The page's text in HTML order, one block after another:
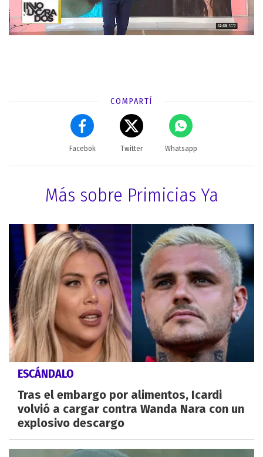
COMPARTÍ
Facebok Twitter Whatsapp
Más sobre Primicias Ya
ESCÁNDALO
Tras el embargo por alimentos, Icardi
volvió a cargar contra Wanda Nara con un
explosivo descargo